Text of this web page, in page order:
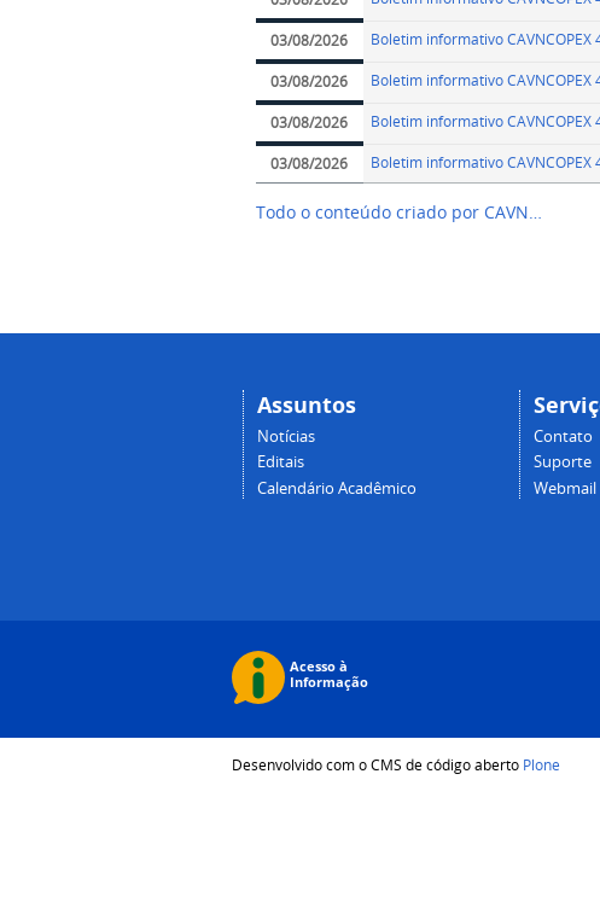
03/08/2026 Boletim informativo CAVNCOPEX
03/08/2026 Boletim informativo CAVNCOPEX
03/08/2026 Boletim informativo CAVNCOPEX
03/08/2026 Boletim informativo CAVNCOPEX
Todo o conteúdo criado por CAVN…
Assuntos
Notícias
Editais
Calendário Acadêmico
Contato
Suporte
Webmail
Desenvolvido com o CMS de código aberto Plone